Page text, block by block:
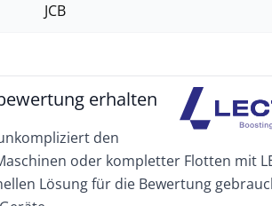
JCB
erhalten
den
oder kompletter Flotten mit
Lösung für die Bewertung